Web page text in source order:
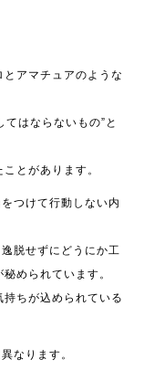
アマチュアのような
てはならないもの”と
とがあります。
つけて行動しない内
脱せずにどうにか工
められています。
ちが込められている
なります。